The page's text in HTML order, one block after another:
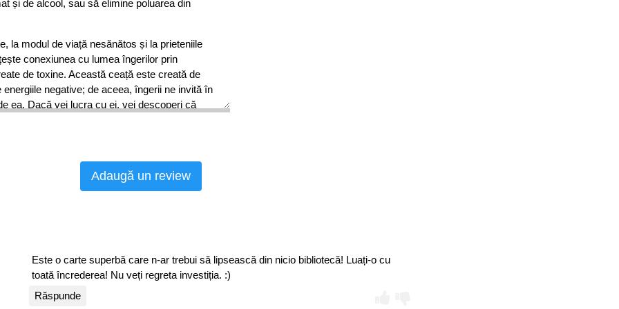
și de alcool, sau să elimine poluarea din
la modul de viață nesănătos și la prieteniile
conexiunea cu lumea îngerilor prin
de toxine. Această ceață este creată de
negative; de aceea, îngerii ne invită în
ea. Dacă vei lucra cu ei, vei descoperi că
sănătoase și nutritive va crește, iar tu vei
atras de dieta cu sucuri proaspăt stoarse.
modalități prin care îngerii îți răspund la
eficientă de detoxificare în cazul tău. Vei
legate de nutriție și de modul de viață. Ei
în momentul de față, iar dacă le vei urma
calea bucuriei perfecte.
Adaugă un review
Este o carte superbă care n-ar trebui să lipsească din nicio bibliotecă! Luați-o cu
toată încrederea! Nu veți regreta investiția. :)
Răspunde